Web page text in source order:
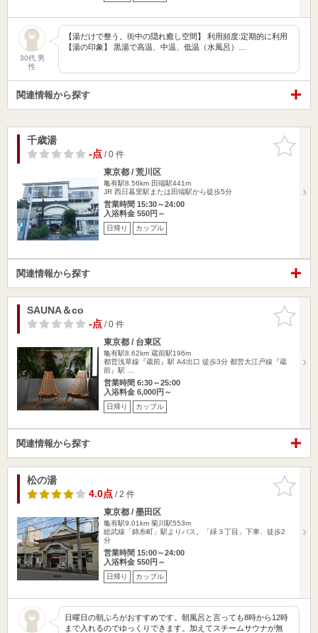
30代 男
性
【湯だけで整う。街中の隠れ癒し空間】 利用頻度:定期的に利用
【湯の印象】 黒湯で高温、中温、低温（水風呂）…
関連情報から探す
お気に入
りに追加
千歳湯
-点/ 0 件
東京都 / 荒川区
亀有駅8.56km 田端駅441m
JR 西日暮里駅または田端駅から徒歩5分
営業時間 15:30～24:00
入浴料金 550円～
日帰り カップル
関連情報から探す
お気に入
りに追加
SAUNA＆co
-点/ 0 件
東京都 / 台東区
亀有駅8.62km 蔵前駅196m
都営浅草線『蔵前』駅 A4出口 徒歩3分 都営大江戸線『蔵
前』駅 …
営業時間 6:30～25:00
入浴料金 6,000円～
日帰り カップル
関連情報から探す
お気に入
りに追加
松の湯
4.0点/ 2 件
東京都 / 墨田区
亀有駅9.01km 菊川駅553m
総武線「錦糸町」駅よりバス。「緑３丁目」下車、徒歩2
分
営業時間 15:00～24:00
入浴料金 550円～
日帰り カップル
日曜日の朝ぶろがおすすめです。朝風呂と言っても8時から12時
まで入れるのでゆっくりできます。加えてスチームサウナが無